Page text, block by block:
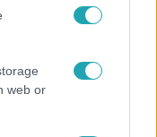
web or